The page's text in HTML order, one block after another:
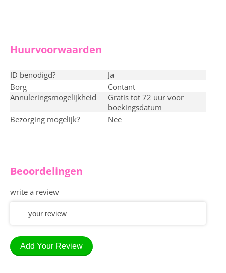
Huurvoorwaarden
ID benodigd?
ja
Borg
contant
Annuleringsmogelijkheid
Gratis tot 72 uur voor
boekingsdatum
Bezorging mogelijk?
nee
Beoordelingen
write a review
Add Your Review